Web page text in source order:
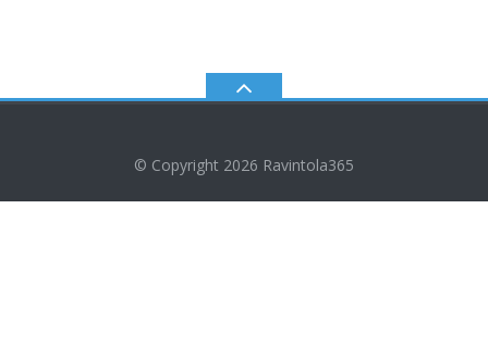
© Copyright 2026 Ravintola365